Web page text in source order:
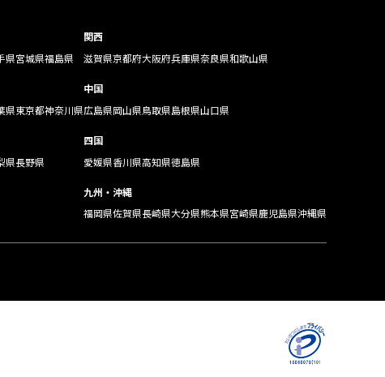
県宮城県福島県
県東京都神奈川県
県長野県
関西
滋賀県京都府大阪府兵庫県奈良県和歌山県
中国
広島県岡山県鳥取県島根県山口県
四国
愛媛県香川県高知県徳島県
九州・沖縄
福岡県佐賀県長崎県大分県熊本県宮崎県鹿児島県沖縄県